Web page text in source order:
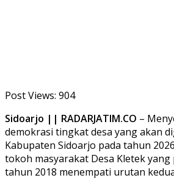
Post Views: 904
Sidoarjo || RADARJATIM.CO –
demokrasi tingkat desa yang akan
Kabupaten Sidoarjo pada tahun
tokoh masyarakat Desa Kletek yang
tahun 2018 menempati urutan